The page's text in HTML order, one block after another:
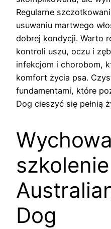
Regularne
usuwaniu martwego
dobrej kondycji. Warto
kontroli uszu, oczu i
infekcjom i chorobom,
komfort życia psa.
fundamentami, które
Dog cieszyć się pełnią
szkolenie
Dog